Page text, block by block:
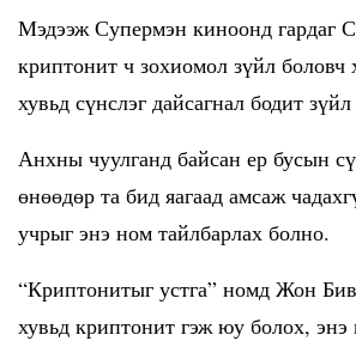
Мэдээж Супермэн киноонд гардаг
криптонит ч зохиомол зүйл
хувьд сүнслэг дайсагнал бодит зүйл
Анхны чуулганд байсан ер бусын
өнөөдөр та бид яагаад амсаж
учрыг энэ ном тайлбарлах болно.
“Криптонитыг устга” номд Жон
хувьд криптонит гэж юу болох, энэ